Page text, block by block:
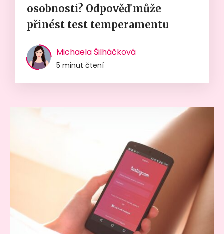
osobnosti? Odpověď může
přinést test temperamentu
Michaela Šilháčková
5 minut čtení